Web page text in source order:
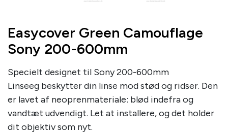
Easycover Green Camouflage
Sony 200-600mm
Specielt designet til Sony 200-600mm
Linseeg beskytter din linse mod stød og ridser. Den
er lavet af neoprenmateriale: blød indefra og
vandtæt udvendigt. Let at installere, og det holder
dit objektiv som nyt.